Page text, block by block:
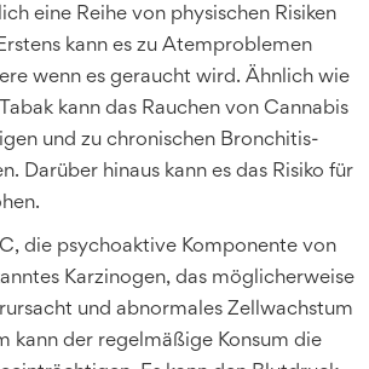
eine Reihe von physischen Risiken
kann es zu Atemproblemen
wenn es geraucht wird. Ähnlich wie
kann das Rauchen von Cannabis
und zu chronischen Bronchitis-
Darüber hinaus kann es das Risiko für
die psychoaktive Komponente von
Karzinogen, das möglicherweise
und abnormales Zellwachstum
kann der regelmäßige Konsum die